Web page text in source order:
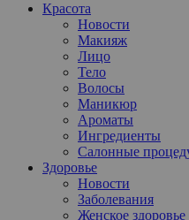
Красота
Новости
Макияж
Лицо
Тело
Волосы
Маникюр
Ароматы
Ингредиенты
Салонные
Здоровье
Новости
Заболевания
Женское здоровье